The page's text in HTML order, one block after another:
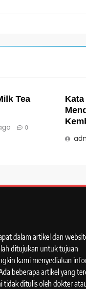
Tea
0
dalam artikel dan
ditujukan untuk tujuan
kami menyediakan
beberapa artikel yang
tidak ditulis oleh dokter